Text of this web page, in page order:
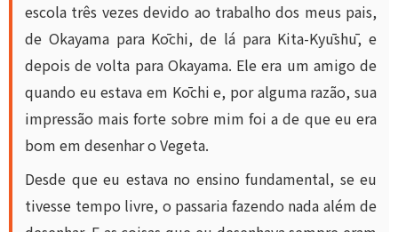
escola três vezes devido ao trabalho dos meus pais,
de Okayama para Kōchi, de lá para Kita-Kyūshū, e
depois de volta para Okayama. Ele era um amigo de
quando eu estava em Kōchi e, por alguma razão, sua
impressão mais forte sobre mim foi a de que eu era
bom em desenhar o Vegeta.
Desde que eu estava no ensino fundamental, se eu
tivesse tempo livre, o passaria fazendo nada além de